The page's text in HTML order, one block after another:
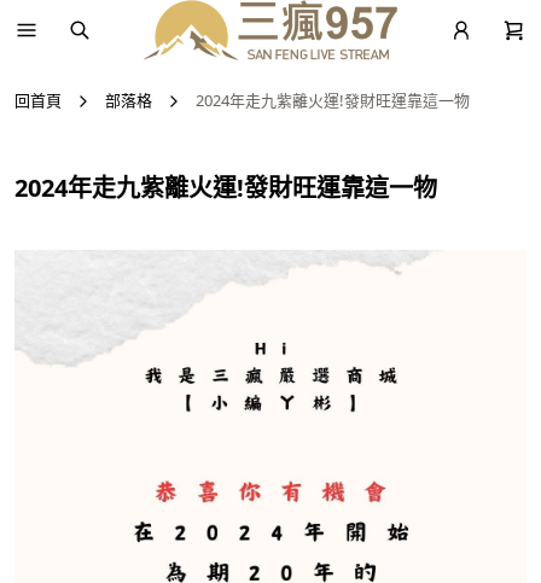
回首頁 部落格 2024年走九紫離火運!發財旺運靠這一物
2024年走九紫離火運!發財旺運靠這一物